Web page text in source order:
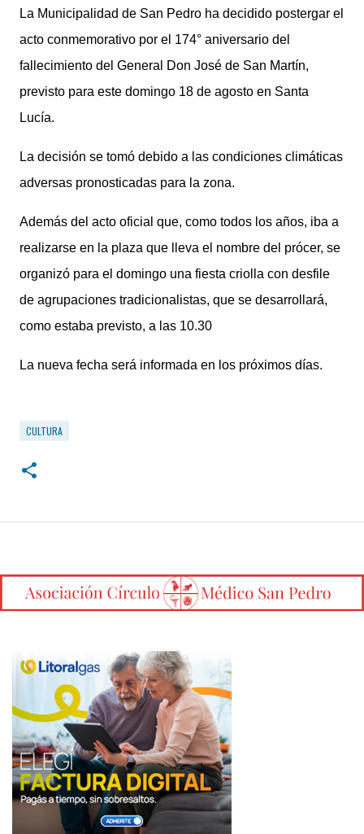
La Municipalidad de San Pedro ha decidido postergar el
acto conmemorativo por el 174° aniversario del
fallecimiento del General Don José de San Martín,
previsto para este domingo 18 de agosto en Santa
Lucía.
La decisión se tomó debido a las condiciones climáticas
adversas pronosticadas para la zona.
Además del acto oficial que, como todos los años, iba a
realizarse en la plaza que lleva el nombre del prócer, se
organizó para el domingo una fiesta criolla con desfile
de agrupaciones tradicionalistas, que se desarrollará,
como estaba previsto, a las 10.30
La nueva fecha será informada en los próximos días.
CULTURA